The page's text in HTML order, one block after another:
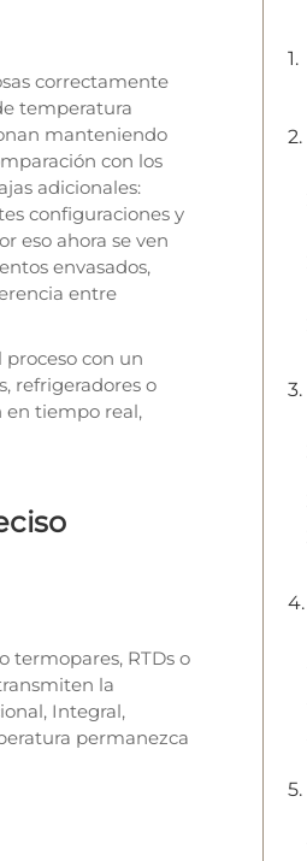
correctamente
temperatura
manteniendo
con los
adicionales:
configuraciones y
eso ahora se ven
envasados,
entre
con un
refrigeradores o
en tiempo real,
termopares, RTDs o
la
Integral,
permanezca